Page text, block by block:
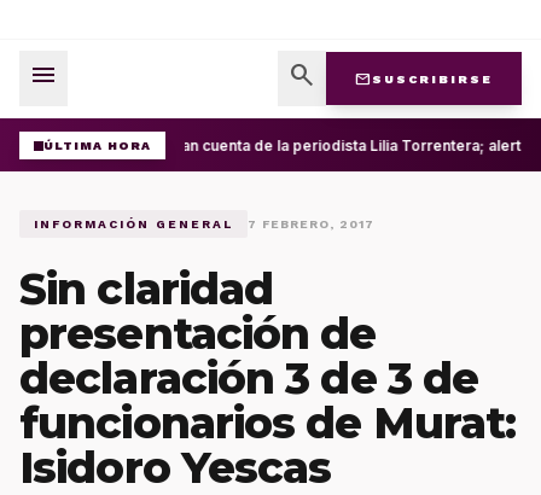
menu search mail SUSCRIBIRSE
ÚLTIMA HORARoban cuenta de la periodista Lilia Torrentera; alerta
INFORMACIÓN GENERAL 7 FEBRERO, 2017
Sin claridad
presentación de
declaración 3 de 3 de
funcionarios de Murat:
Isidoro Yescas